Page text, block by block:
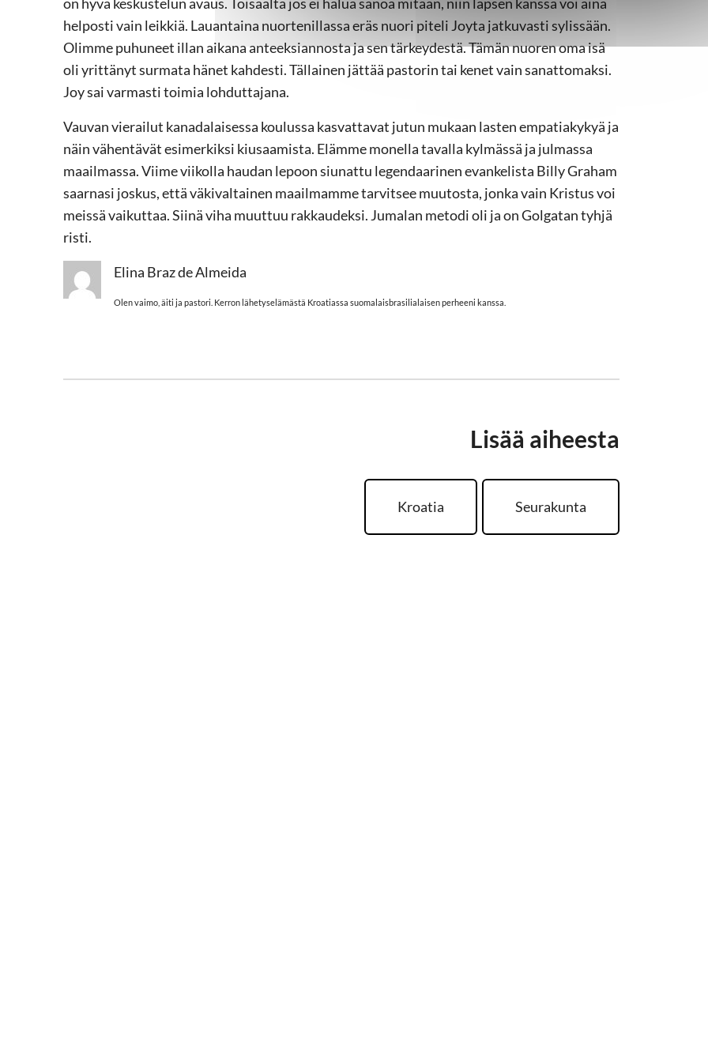
helposti vain leikkiä. Lauantaina nuortenillassa eräs nuori piteli Joyta jatkuvasti sylissään.
Olimme puhuneet illan aikana anteeksiannosta ja sen tärkeydestä. Tämän nuoren oma isä
oli yrittänyt surmata hänet kahdesti. Tällainen jättää pastorin tai kenet vain sanattomaksi.
Joy sai varmasti toimia lohduttajana.
Vauvan vierailut kanadalaisessa koulussa kasvattavat jutun mukaan lasten empatiakykyä ja
näin vähentävät esimerkiksi kiusaamista. Elämme monella tavalla kylmässä ja julmassa
maailmassa. Viime viikolla haudan lepoon siunattu legendaarinen evankelista Billy Graham
saarnasi joskus, että väkivaltainen maailmamme tarvitsee muutosta, jonka vain Kristus voi
meissä vaikuttaa. Siinä viha muuttuu rakkaudeksi. Jumalan metodi oli ja on Golgatan tyhjä
risti.
Elina Braz de Almeida
Olen vaimo, äiti ja pastori. Kerron lähetyselämästä Kroatiassa suomalaisbrasilialaisen perheeni kanssa.
Lisää aiheesta
Kroatia Seurakunta